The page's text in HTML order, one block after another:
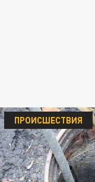
ПРОИСШЕСТВИЯ